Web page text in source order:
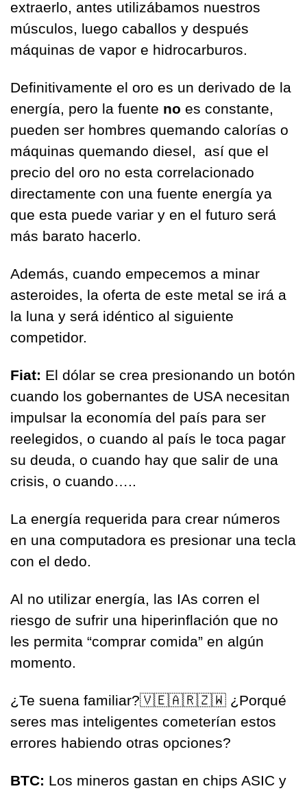
extraerlo, antes utilizábamos nuestros
músculos, luego caballos y después
máquinas de vapor e hidrocarburos.
Definitivamente el oro es un derivado de la
energía, pero la fuente no es constante,
pueden ser hombres quemando calorías o
máquinas quemando diesel,  así que el
precio del oro no esta correlacionado
directamente con una fuente energía ya
que esta puede variar y en el futuro será
más barato hacerlo.
Además, cuando empecemos a minar
asteroides, la oferta de este metal se irá a
la luna y será idéntico al siguiente
competidor.
Fiat: El dólar se crea presionando un botón
cuando los gobernantes de USA necesitan
impulsar la economía del país para ser
reelegidos, o cuando al país le toca pagar
su deuda, o cuando hay que salir de una
crisis, o cuando…..
La energía requerida para crear números
en una computadora es presionar una tecla
con el dedo.
Al no utilizar energía, las IAs corren el
riesgo de sufrir una hiperinflación que no
les permita “comprar comida” en algún
momento.
¿Te suena familiar?🇻🇪🇦🇷🇿🇼 ¿Porqué
seres mas inteligentes cometerían estos
errores habiendo otras opciones?
BTC: Los mineros gastan en chips ASIC y